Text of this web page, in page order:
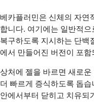
베카플러민은 신체의 자연
합니다. 여기에는 일반적
복구하도록 지시하는 단백
에서 만들어진 버전이 포함
상처에 젤을 바르면 새로
더 빠르게 증식하도록 돕
안에서부터 닫히고 치유되